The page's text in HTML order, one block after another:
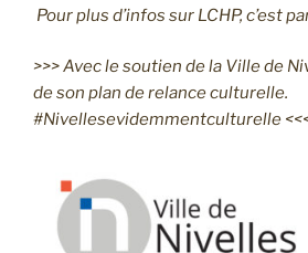
Pour plus d’infos sur LCHP, c’est
>>> Avec le soutien de la Ville de
de son plan de relance culturelle.
#Nivellesevidemmentculturelle